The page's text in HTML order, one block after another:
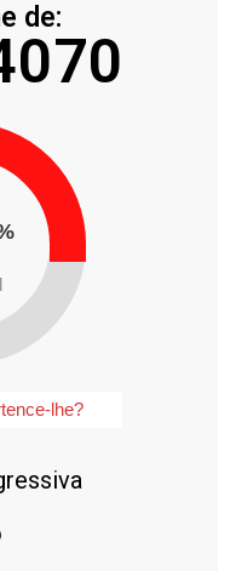
de:
lhe?